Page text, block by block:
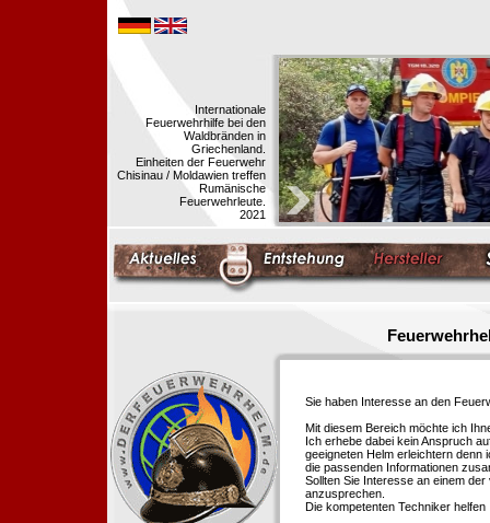
Internationale
Feuerwehrhilfe bei den
Waldbränden in
Griechenland.
Einheiten der Feuerwehr
Chisinau / Moldawien treffen
Rumänische
Feuerwehrleute.
2021
Sie haben Interesse an den
Mit diesem Bereich möchte ich
Ich erhebe dabei kein Anspruch
geeigneten Helm erleichtern
die passenden Informationen
Sollten Sie Interesse an einem
anzusprechen.
Die kompetenten Techniker